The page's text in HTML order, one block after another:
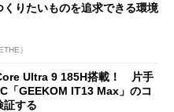
くりたいものを追求できる環境
）
Ultra 9 185H搭載！ 片手
「GEEKOM IT13 Max」のコ
証する